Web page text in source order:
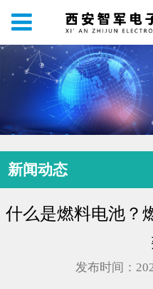
新闻动态
什么是燃料电池？
发布时间：